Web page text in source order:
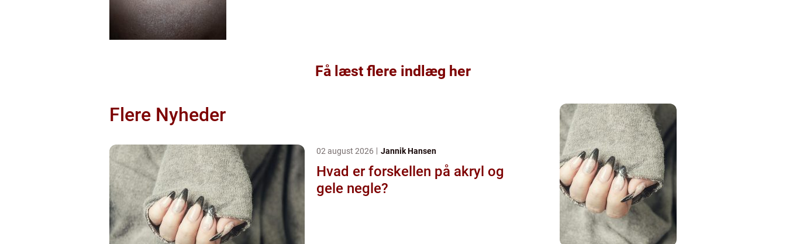
Få læst flere indlæg her
Flere Nyheder
02 august 2026 Jannik Hansen
Hvad er forskellen på akryl og
gele negle?